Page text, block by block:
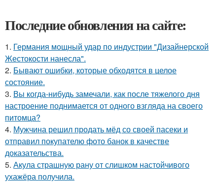
Последние обновления на сайте:
1. Германия мощный удар по индустрии "Дизайнерской
Жестокости нанесла".
2. Бывают ошибки, которые обходятся в целое
состояние.
3. Вы когда-нибудь замечали, как после тяжелого дня
настроение поднимается от одного взгляда на своего
питомца?
4. Мужчина решил продать мёд со своей пасеки и
отправил покупателю фото банок в качестве
доказательства.
5. Акула страшную рану от слишком настойчивого
ухажёра получила.